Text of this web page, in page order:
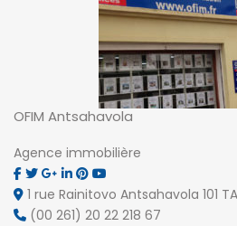
OFIM Antsahavola
Agence immobilière
1 rue Rainitovo Antsahavola 101
(00 261) 20 22 218 67